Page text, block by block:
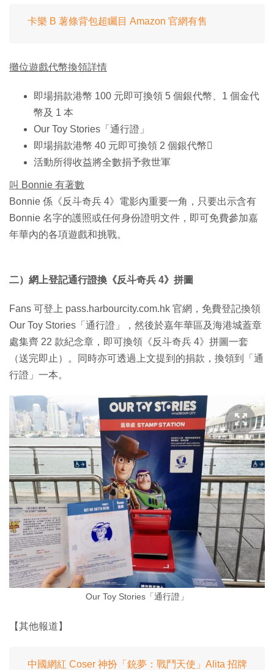
卡樂 B 薯條背包超矚目 Amazon 官網有售
攤位遊戲代幣換領詳情
即場捐款港幣 100 元即可換領 5 個銀代幣、1 個金代
幣及 1 本
Our Toy Stories「通行證」
即場捐款港幣 40 元即可換領 2 個銀代幣
活動所得收益將全數捐予救世軍
叫 Bonnie 有著數
Bonnie 係《反斗奇兵 4》電影內重要一角，只要出示含有
Bonnie 名字的護照或任何身份證明文件，即可免費參加嘉
年華內的各項遊戲和挑戰。
二）網上登記通行證換《反斗奇兵 4》拼圖
Fans 可登上 pass.harbourcity.com.hk 官網，免費登記換領
Our Toy Stories「通行證」，然後於嘉年華區及海港城蓋章
處集齊 22 款紀念章，即可換領《反斗奇兵 4》拼圖一套
（送完即止）。同時亦可透過上文提到的捐款，換領到「通
行證」一本。
Our Toy Stories「通行證」
【其他報道】
中國網紅 Coser 神扮「銃夢：戰鬥天使」Alita 招牌